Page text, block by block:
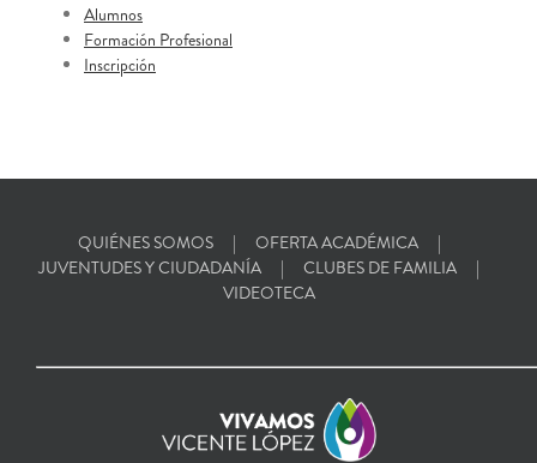
Alumnos
Formación Profesional
Inscripción
QUIÉNES SOMOS
OFERTA ACADÉMICA
JUVENTUDES Y CIUDADANÍA
CLUBES DE FAMILIA
VIDEOTECA